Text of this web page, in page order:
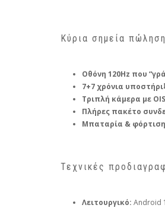
Κύρια σημεία
Οθόνη 120Hz που
7+7 χρόνια
Τριπλή κάμερα με
Πλήρες πακέτο
Μπαταρία &
Τεχνικές
Λειτουργικό: Android